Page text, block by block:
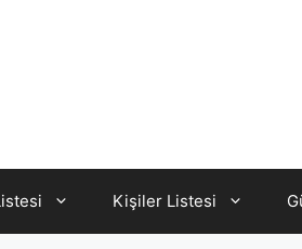
Kişiler Listesi